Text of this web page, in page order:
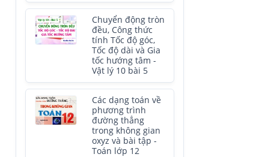
Chuyển động tròn
đều, Công thức
tính Tốc độ góc,
Tốc độ dài và Gia
tốc hướng tâm -
Vật lý 10 bài 5
Các dạng toán về
phương trình
đường thẳng
trong không gian
oxyz và bài tập -
Toán lớp 12